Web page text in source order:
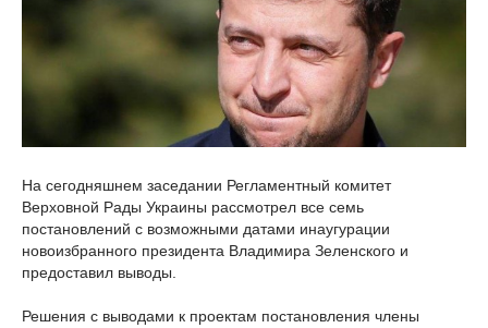
На сегодняшнем заседании Регламентный комитет
Верховной Рады Украины рассмотрел все семь
постановлений с возможными датами инаугурации
новоизбранного президента Владимира Зеленского и
предоставил выводы.
Решения с выводами к проектам постановления члены